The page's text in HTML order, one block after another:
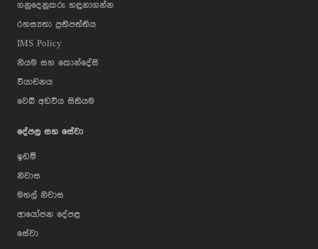
ගනුදෙනුකරු හඳුනාගන්න
රහස්‍යතා ප්‍රතිපත්තිය
IMS Policy
නියම සහ කොන්දේසි
වියාචනය
වෙබ් අඩවිය සිතියම
දේපල සහ සේවා
ඉඩම්
නිවාස
මහල් නිවාස
ආයෝජන දේපළ
සේවා